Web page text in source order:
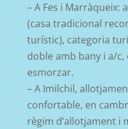
– A Fes i Marràqueix:
(casa tradicional
turístic), categoria
doble amb bany i a/
esmorzar.
– A Imilchil,
confortable, en
règim d’allotjament i